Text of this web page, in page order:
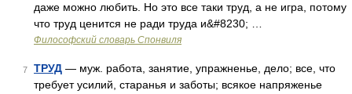
даже можно любить. Но это все таки труд, а не игра, потому
что труд ценится не ради труда и&#8230; …
Философский словарь Спонвиля
7 ТРУД — муж. работа, занятие, упражненье, дело; все, что
требует усилий, старанья и заботы; всякое напряженье